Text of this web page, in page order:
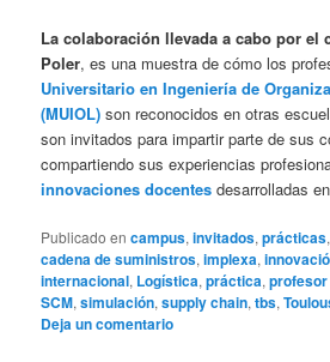
La colaboración llevada a cabo por el
Poler, es una muestra de cómo los
Universitario en Ingeniería de
(MUIOL) son reconocidos en otras
son invitados para impartir parte de sus
compartiendo sus experiencias
innovaciones docentes desarrolladas
Publicado en campus,invitados,prácticas
cadena de suministros,implexa,
internacional, Logística,práctica,
SCM,simulación,supply chain,tbs,
Deja un comentario